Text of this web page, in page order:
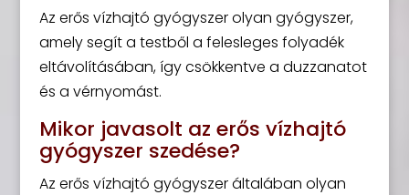
Az erős vízhajtó gyógyszer olyan gyógyszer,
amely segít a testből a felesleges folyadék
eltávolításában, így csökkentve a duzzanatot
és a vérnyomást.
Mikor javasolt az erős vízhajtó
gyógyszer szedése?
Az erős vízhajtó gyógyszer általában olyan